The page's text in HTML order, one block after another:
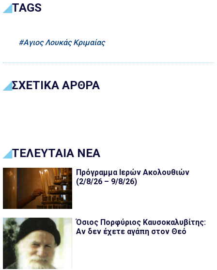
TAGS
Αγιος Λουκάς Κριμαίας
ΣΧΕΤΙΚΑ ΑΡΘΡΑ
ΤΕΛΕΥΤΑΙΑ ΝΕΑ
Πρόγραμμα Ιερών Ακολουθιών
(2/8/26 – 9/8/26)
Όσιος Πορφύριος Καυσοκαλυβίτης:
Αν δεν έχετε αγάπη στον Θεό